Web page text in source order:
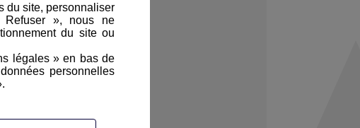
du site, personnaliser
Refuser », nous ne
du site ou
légales » en bas de
personnelles